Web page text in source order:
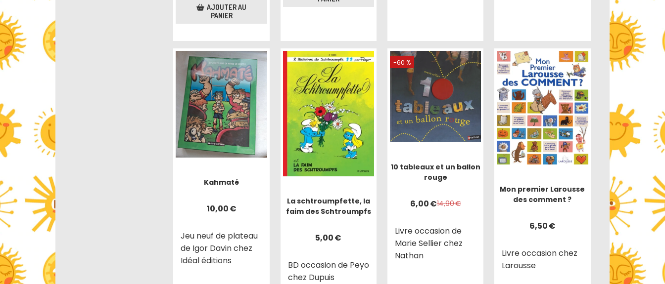
AJOUTER AU
PANIER
Kahmaté
10,00€
Jeu neuf de plateau
de Igor Davin chez
Idéal éditions
La schtroumpfette, la
faim des Schtroumpfs
5,00€
BD occasion de Peyo
chez Dupuis
-60 %
10 tableaux et un ballon
rouge
6,00€14,90€
Livre occasion de
Marie Sellier chez
Nathan
Mon premier Larousse
des comment ?
6,50€
Livre occasion chez
Larousse